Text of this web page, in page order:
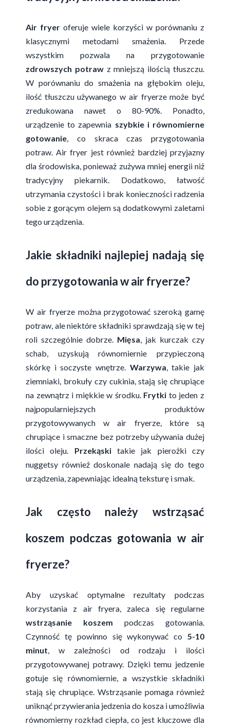
Air fryer oferuje wiele korzyści w porównaniu z
klasycznymi metodami smażenia. Przede
wszystkim pozwala na przygotowanie
zdrowszych potrawz mniejszą ilością tłuszczu.
W porównaniu do smażenia na głębokim oleju,
ilość tłuszczu używanego w air fryerze może być
zredukowana nawet o 80-90%. Ponadto,
urządzenie to zapewnia szybkie i równomierne
gotowanie, co skraca czas przygotowania
potraw. Air fryer jest również bardziej przyjazny
dla środowiska, ponieważ zużywa mniej energii niż
tradycyjny piekarnik. Dodatkowo, łatwość
utrzymania czystości i brak konieczności radzenia
sobie z gorącym olejem są dodatkowymi zaletami
tego urządzenia.
Jakie składniki najlepiej nadają się
do przygotowania w air fryerze?
W air fryerze można przygotować szeroką gamę
potraw, ale niektóre składniki sprawdzają się w tej
roli szczególnie dobrze. Mięsa, jak kurczak czy
schab, uzyskują równomiernie przypieczoną
skórkę i soczyste wnętrze. Warzywa, takie jak
ziemniaki, brokuły czy cukinia, stają się chrupiące
na zewnątrz i miękkie w środku. Frytki to jeden z
najpopularniejszych produktów
przygotowywanych w air fryerze, które są
chrupiące i smaczne bez potrzeby używania dużej
ilości oleju. Przekąskitakie jak pierożki czy
nuggetsy również doskonale nadają się do tego
urządzenia, zapewniając idealną teksturę i smak.
Jak często należy wstrząsać
koszem podczas gotowania w air
fryerze?
Aby uzyskać optymalne rezultaty podczas
korzystania z air fryera, zaleca się regularne
wstrząsanie koszem podczas gotowania.
Czynność tę powinno się wykonywać co 5-10
minut, w zależności od rodzaju i ilości
przygotowywanej potrawy. Dzięki temu jedzenie
gotuje się równomiernie, a wszystkie składniki
stają się chrupiące. Wstrząsanie pomaga również
uniknąć przywierania jedzenia do kosza i umożliwia
równomierny rozkład ciepła, co jest kluczowe dla